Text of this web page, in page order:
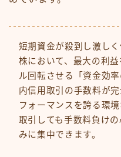
短期資金が殺到し激し
株において、最大の利
ル回転させる「資金効
内信用取引の手数料が
フォーマンスを誇る環
取引しても手数料負け
みに集中できます。